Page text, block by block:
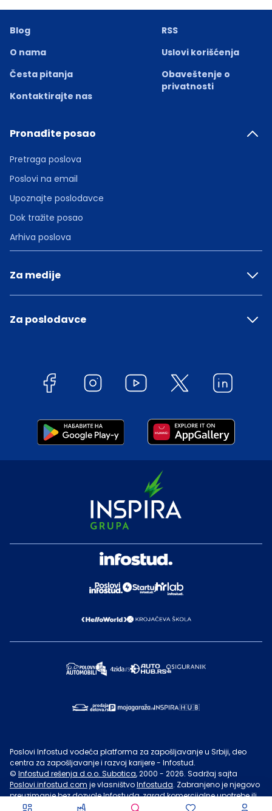
Blog
O nama
Česta pitanja
Kontaktirajte nas
RSS
Uslovi korišćenja
Obaveštenje o
privatnosti
Pronađite posao
Pretraga poslova
Poslovi na email
Upoznajte poslodavce
Dok tražite posao
Arhiva poslova
Za medije
Za poslodavce
Poslovi Infostud vodeća platforma za zapošljavanje u Srbiji, deo
centra za zapošljavanje i razvoj karijere - Infostud.
© Infostud rešenja d.o.o. Subotica, 2000 - 2026. Sadržaj sajta
Poslovi.infostud.com je vlasništvoInfostuda. Zabranjeno je njegovo
preuzimanje bez dozvoleInfostuda, zarad komercijalne upotrebe ili
u druge svrhe, osim za lične potrebe posetilaca sajta.